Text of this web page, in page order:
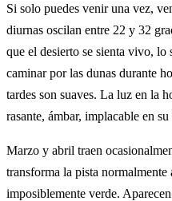
Si solo puedes venir una vez,
diurnas oscilan entre 22 y 32
que el desierto se sienta vivo, lo
caminar por las dunas durante
tardes son suaves. La luz en la
rasante, ámbar, implacable en su
Marzo y abril traen
transforma la pista
imposiblemente verde.